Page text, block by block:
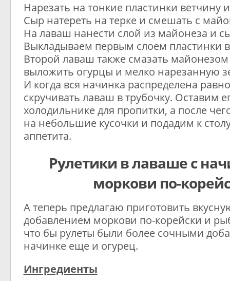
Нарезать на тонкие пластинки ветчину
Сыр натереть на терке и смешать с
На лаваш нанести слой из майонеза и
Выкладываем первым слоем пластинки
Второй лаваш также смазать
выложить огурцы и мелко нарезанную
И когда вся начинка распределена
скручивать лаваш в трубочку. Оставим
холодильнике для пропитки, а после
на небольшие кусочки и подадим к
аппетита.
Рулетики в лаваше с
моркови по-
А теперь предлагаю приготовить
добавлением моркови по-корейски и
что бы рулеты были более сочными
начинке еще и огурец.
Ингредиенты